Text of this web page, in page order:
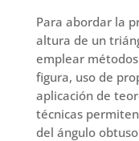
Para abordar la
altura de un
emplear
figura, uso de
aplicación de
técnicas
del ángulo